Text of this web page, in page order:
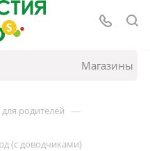
Магазины
родителей —
(с доводчиками)